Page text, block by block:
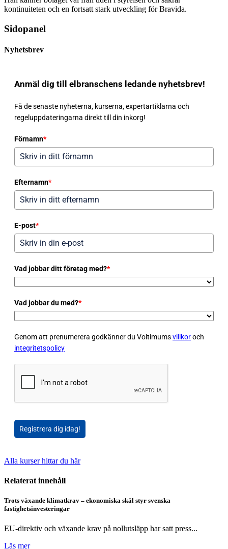
kontinuiteten och en fortsatt stark utveckling för Bravida.
Sidopanel
Nyhetsbrev
Anmäl dig till elbranschens ledande nyhetsbrev!
Få de senaste nyheterna, kurserna, expertartiklarna och
regeluppdateringarna direkt till din inkorg!
Förnamn*
Efternamn*
E-post*
Vad jobbar ditt företag med?*
Vad jobbar du med?*
Genom att prenumerera godkänner du Voltimumsvillkoroch
integritetspolicy
Registrera dig idag!
Alla kurser hittar du här
Relaterat innehåll
Trots växande klimatkrav – ekonomiska skäl styr svenska
fastighetsinvesteringar
EU-direktiv och växande krav på nollutsläpp har satt press...
Läs mer